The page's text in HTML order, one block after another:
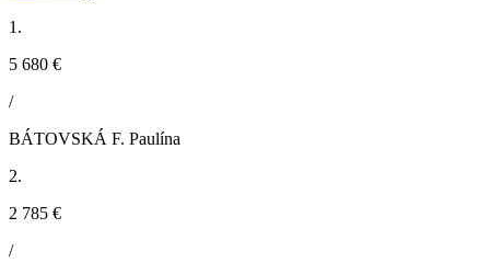
1.
5 680 €
/
BÁTOVSKÁ F. Paulína
2.
2 785 €
/